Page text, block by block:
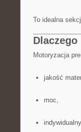
To idealna
Motoryzacja
jakość
moc,